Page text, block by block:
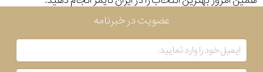
موتور
رنگ
بکار
عضویت در خبرنامه